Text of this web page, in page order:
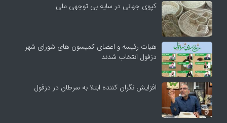
کپوی جهانی در سایه بی توجهی ملی
هیات رئیسه و اعضای کمیسون های شورای شهر
دزفول انتخاب شدند
افزایش نگران کننده ابتلا به سرطان در دزفول